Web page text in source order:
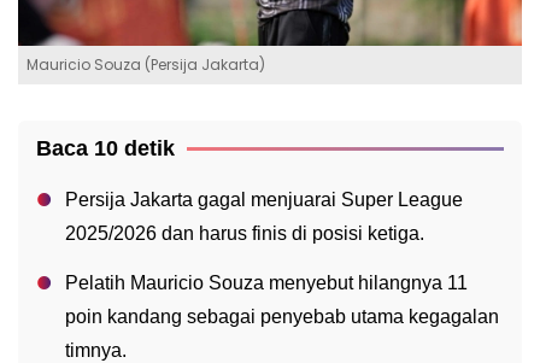
Mauricio Souza (Persija Jakarta)
Baca 10 detik
Persija Jakarta gagal menjuarai Super League
2025/2026 dan harus finis di posisi ketiga.
Pelatih Mauricio Souza menyebut hilangnya 11
poin kandang sebagai penyebab utama kegagalan
timnya.